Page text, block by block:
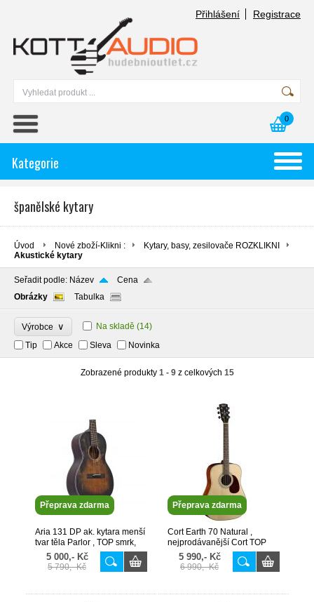
Přihlášení Registrace
0
Kategorie
španělské kytary
Úvod Nové zboží-Klikni :
Kytary, basy, zesilovače ROZKLIKNI
Akustické kytary
Seřadit podle: Název
Cena
Obrázky
Tabulka
Výrobce ∨ Na skladě (14)
Tip
Akce Sleva Novinka
Zobrazené produkty 1 - 9z celkových 15
Přeprava zdarma
Aria 131 DP ak. kytara menší
tvar těla Parlor , TOP smrk,
43mm nultý pražec,
5 000,- Kč
5 790,- Kč
Přeprava zdarma
Cort Earth 70 Natural ,
nejprodávanější Cort TOP
smrk masiv, mat, 43 mm
nultý..
5 990,- Kč
6 990,- Kč